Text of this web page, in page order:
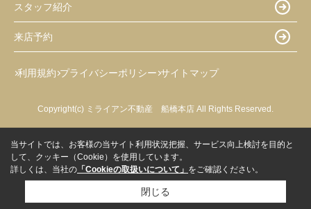
スタッフ紹介
来店予約
利用規約 プライバシーポリシー サイトマップ
Copyright(c) ミライアン不動産 船橋本店 All Rights Reserved.
当サイトでは、お客様の当サイト利用状況把握、サービス向上検討を目的と
して、クッキー（Cookie）を使用しています。
詳しくは、当社の 「Cookieの取扱いについて」 をご確認ください。
閉じる